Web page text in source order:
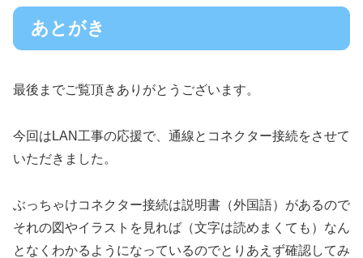
あとがき
最後までご覧頂きありがとうございます。
今回はLAN工事の応援で、通線とコネクター接続をさせて
いただきました。
ぶっちゃけコネクター接続は説明書（外国語）があるので
それの図やイラストを見れば（文字は読めまくても）なん
となくわかるようになっているのでとりあえず確認してみ